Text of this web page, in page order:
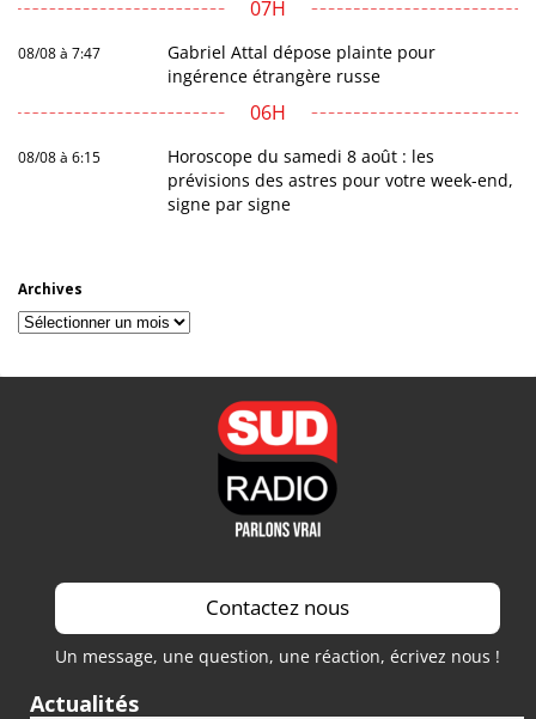
07H
08/08 à 7:47
Gabriel Attal dépose plainte pour
ingérence étrangère russe
06H
08/08 à 6:15
Horoscope du samedi 8 août : les
prévisions des astres pour votre week-end,
signe par signe
Archives
Archives
Contactez nous
Un message, une question, une réaction, écrivez nous !
Actualités